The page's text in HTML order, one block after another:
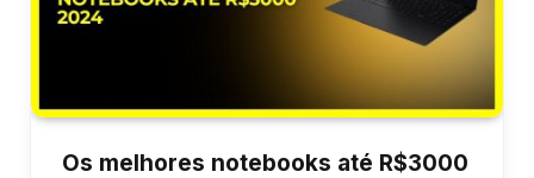
Os melhores notebooks até R$3000